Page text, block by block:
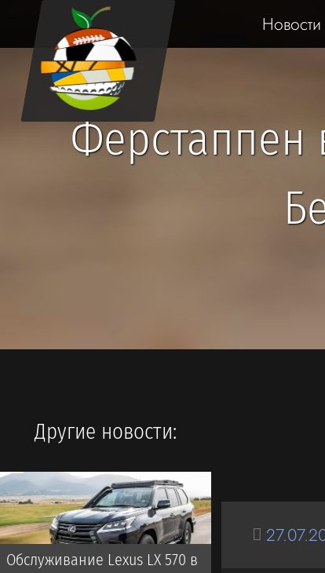
Новости
Другие новости:
Обслуживание Lexus LX 570 в